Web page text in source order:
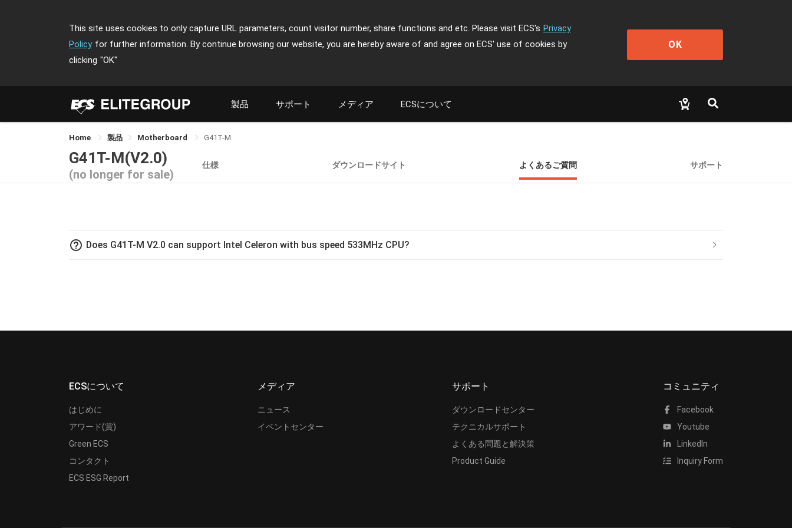
This site uses cookies to only capture URL parameters, count visitor number, share functions and etc. Please visit ECS's Privacy
Policy for further information. By continue browsing our website, you are hereby aware of and agree on ECS' use of cookies by
clicking "OK"
OK
製品 サポート メディア ECSについて
Home 製品 Motherboard G41T-M
G41T-M(V2.0)
(no longer for sale)
仕様 ダウンロードサイト よくあるご質問 サポート
help_outline Does G41T-M V2.0 can support Intel Celeron with bus speed 533MHz CPU?
ECSについて
はじめに
アワード(賞)
Green ECS
コンタクト
ECS ESG Report
メディア
ニュース
イベントセンター
サポート
ダウンロードセンター
テクニカルサポート
よくある問題と解決策
Product Guide
コミュニティ
Facebook
Youtube
LinkedIn
Inquiry Form